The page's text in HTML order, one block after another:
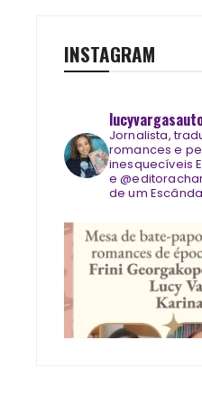
INSTAGRAM
Jornalista,
romances e
inesquecíveis
e
de um